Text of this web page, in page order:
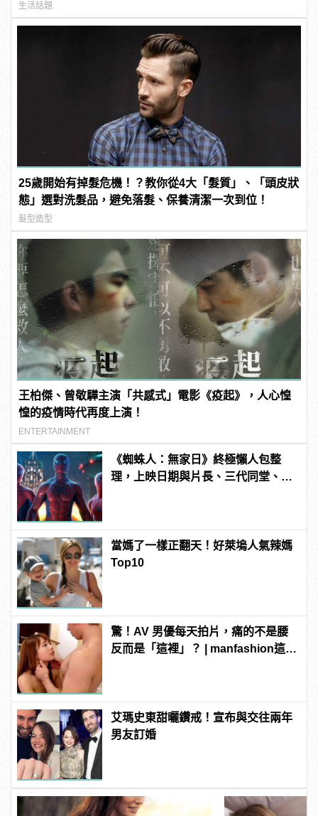
生活話題
25歲開始有掉髮危機！？教你從4大「髮質」、「頭皮狀
態」選對洗髮品，避免落髮、保養清潔一次到位！
髮型造型
王柏傑、曾敬驊主演「共感式」電影《疫起》，人心惶
惶的疫情時代再度上演！
ENTERTAINMENT
《蜘蛛人：無家日》終極懶人包整
理，上映日期與片長、三代同堂、湯
當媽了一樣正翻天！好萊塢人氣辣媽
Top10
驚！AV 男優每天拍片，痛的不是腰
反而是「這裡」？ | manfashion這樣
艾瑪史東甜曬鑽戒！宣布與交往兩年
男友訂婚